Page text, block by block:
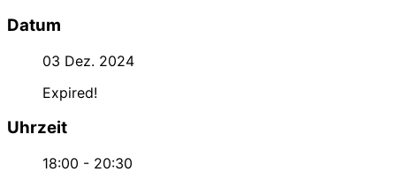
Datum
03 Dez. 2024
Expired!
Uhrzeit
18:00 - 20:30